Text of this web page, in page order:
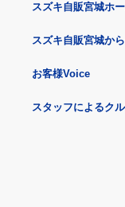
スズキ自販宮城ホ
スズキ自販宮城か
お客様Voice
スタッフによるク